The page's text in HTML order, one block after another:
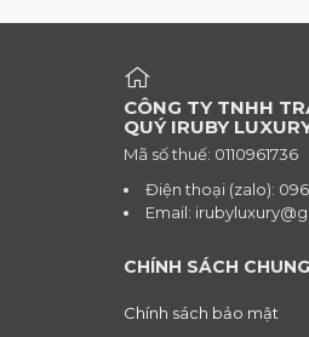
CÔNG TY TNHH
QUÝ IRUBY
Mã số thuế: 0110961736
Điện thoại (zalo):
Email:
CHÍNH SÁCH CHUNG
Chính sách bảo mật